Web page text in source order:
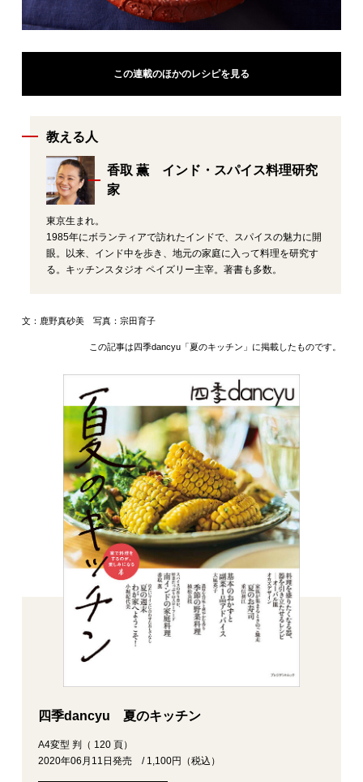
この連載のほかのレシピを見る
教える人
香取 薫 インド・スパイス料理研究
家
東京生まれ。
1985年にボランティアで訪れたインドで、スパイスの魅力に開
眼。以来、インド中を歩き、地元の家庭に入って料理を研究す
る。キッチンスタジオ ペイズリー主宰。著書も多数。
文：鹿野真砂美 写真：宗田育子
この記事は四季dancyu「夏のキッチン」に掲載したものです。
四季dancyu 夏のキッチン
A4変型 判（ 120 頁）
2020年06月11日発売 / 1,100円（税込）